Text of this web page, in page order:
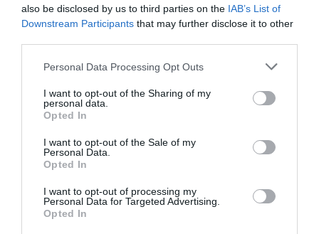
also be disclosed by us to third parties on the IAB’s List of
Downstream Participants that may further disclose it to other
Personal Data Processing Opt Outs
I want to opt-out of the Sharing of my
personal data.
Opted In
I want to opt-out of the Sale of my
Personal Data.
Opted In
I want to opt-out of processing my
Personal Data for Targeted Advertising.
Opted In
Cagliari, smantellata rete accusata di
favorire l’immigrazione irregolare: otto fermi